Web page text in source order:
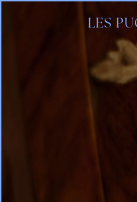
LES
Panneau de gestion des